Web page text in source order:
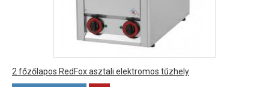
2 főzőlapos RedFox asztali elektromos tűzhely